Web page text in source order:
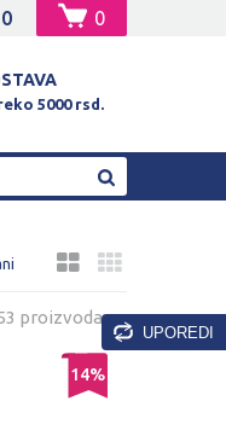
0
0
5000 rsd.
UPOREDI
proizvoda
14%